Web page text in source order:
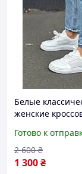
Белые
женские
кеды классика
девушек
Готово к
1 300₴
2 600 ₴